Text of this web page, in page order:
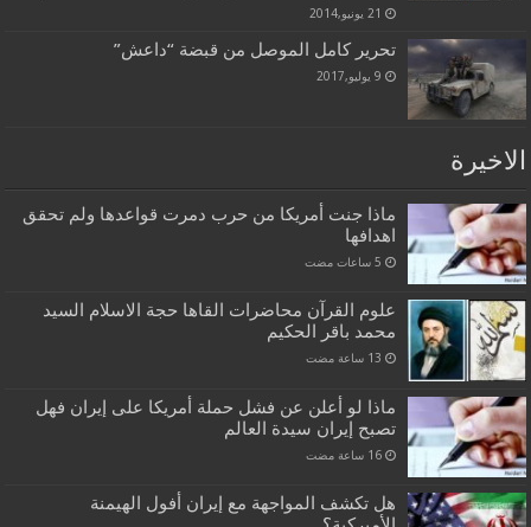
21 يونيو,2014
تحرير كامل الموصل من قبضة “داعش”
9 يوليو,2017
الاخيرة
ماذا جنت أمريكا من حرب دمرت قواعدها ولم تحقق
اهدافها
علوم القرآن محاضرات القاها حجة الاسلام السيد
محمد باقر الحكيم
ماذا لو أعلن عن فشل حملة أمريكا على إيران فهل
تصبح إيران سيدة العالم
‏16 ساعة مضت
هل تكشف المواجهة مع إيران أفول الهيمنة